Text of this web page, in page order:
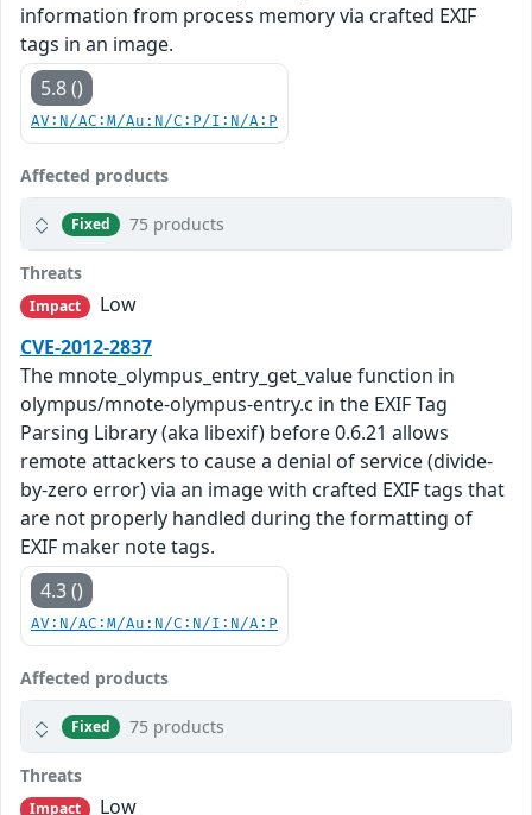
information from process memory via crafted EXIF
tags in an image.
5.8 ()
AV:N/AC:M/Au:N/C:P/I:N/A:P
Affected products
Fixed 75 products
Threats
Impact
Low
CVE-2012-2837
The mnote_olympus_entry_get_value function in
olympus/mnote-olympus-entry.c in the EXIF Tag
Parsing Library (aka libexif) before 0.6.21 allows
remote attackers to cause a denial of service (divide-
by-zero error) via an image with crafted EXIF tags that
are not properly handled during the formatting of
EXIF maker note tags.
4.3 ()
AV:N/AC:M/Au:N/C:N/I:N/A:P
Affected products
Fixed 75 products
Threats
Impact Low